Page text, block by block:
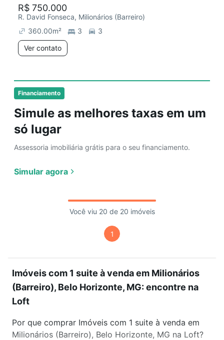
Financiamento
Simule as melhores taxas em um
só lugar
Assessoria imobiliária grátis para o seu financiamento.
Simular agora
R$ 750.000
R. David Fonseca, Milionários (Barreiro)
360.00m² 3
3
Ver contato
Você viu 20 de 20 imóveis
1
Imóveis com 1 suite à venda em Milionários
(Barreiro), Belo Horizonte, MG: encontre na
Loft
Por que comprar Imóveis com 1 suite à venda em
Milionários (Barreiro), Belo Horizonte, MG na Loft?